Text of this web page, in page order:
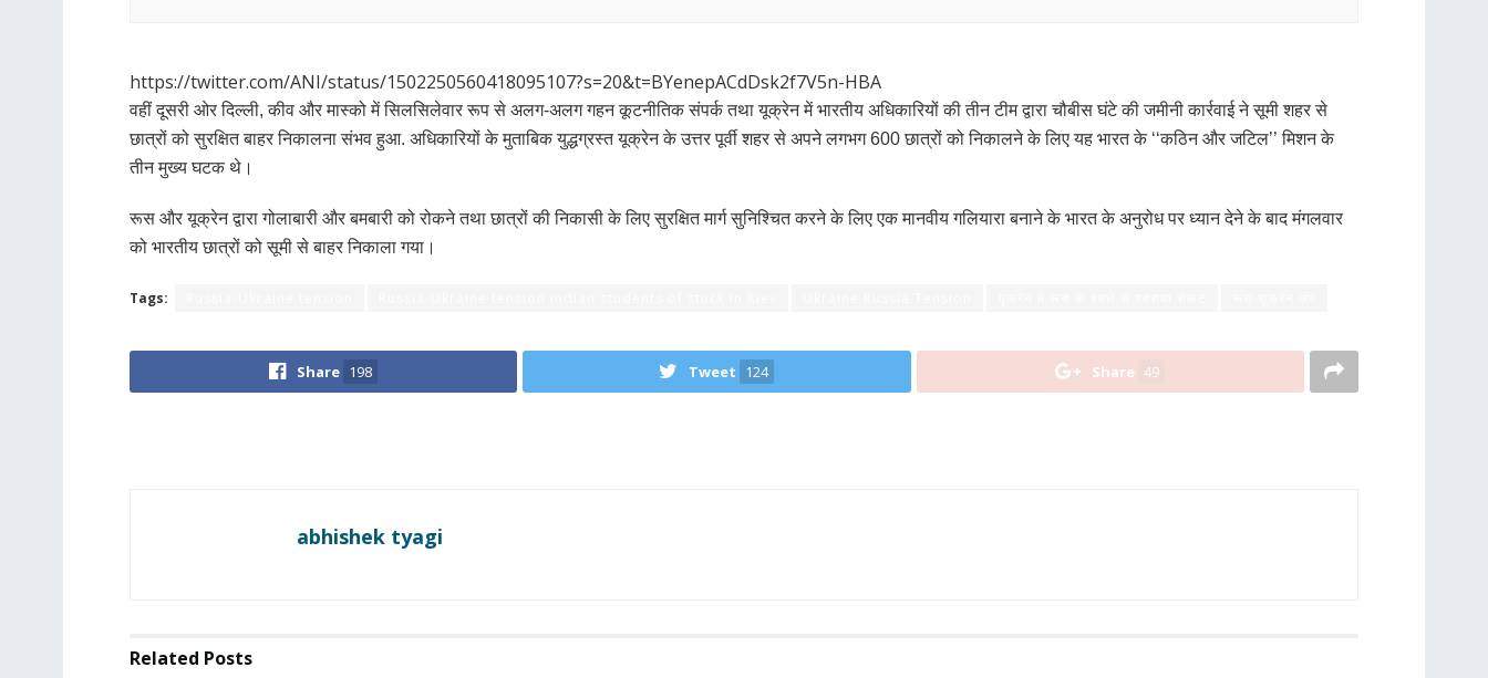
https://twitter.com/ANI/status/1502250560418095107?s=20&t=BYenepACdDsk2f7V5n-HBA
वहीं दूसरी ओर दिल्ली, कीव और मास्को में सिलसिलेवार रूप से अलग-अलग गहन कूटनीतिक संपर्क तथा यूक्रेन में भारतीय अधिकारियों की तीन टीम द्वारा चौबीस घंटे की जमीनी कार्रवाई ने सूमी शहर से
छात्रों को सुरक्षित बाहर निकालना संभव हुआ. अधिकारियों के मुताबिक युद्धग्रस्त यूक्रेन के उत्तर पूर्वी शहर से अपने लगभग 600 छात्रों को निकालने के लिए यह भारत के ‘‘कठिन और जटिल’’ मिशन के
तीन मुख्य घटक थे।
रूस और यूक्रेन द्वारा गोलाबारी और बमबारी को रोकने तथा छात्रों की निकासी के लिए सुरक्षित मार्ग सुनिश्चित करने के लिए एक मानवीय गलियारा बनाने के भारत के अनुरोध पर ध्यान देने के बाद मंगलवार
को भारतीय छात्रों को सूमी से बाहर निकाला गया।
Tags:
Share 198 Tweet 124 Share 49
abhishek tyagi
Related Posts